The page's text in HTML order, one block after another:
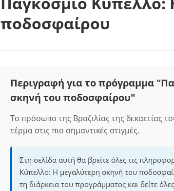
ποδοσφαίρου
Περιγραφή για το πρόγραμμα
σκηνή του ποδοσφαίρου"
Το πρόσωπο της Βραζιλίας της δεκαετίας
τέρμα στις πιο σημαντικές στιγμές.
Στη σελίδα αυτή θα βρείτε όλες τις
Κύπελλο: Η μεγαλύτερη σκηνή του
τη διάρκεια του προγράμματος και δείτε